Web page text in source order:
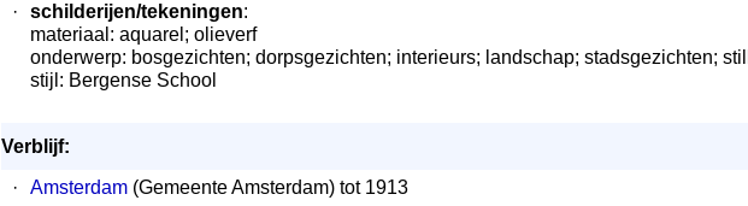
·
schilderijen/tekeningen:
materiaal: aquarel; olieverf
onderwerp: bosgezichten; dorpsgezichten; interieurs; landschap; stadsgezichten;
stijl: Bergense School
Verblijf:
·
Amsterdam (Gemeente Amsterdam) tot 1913